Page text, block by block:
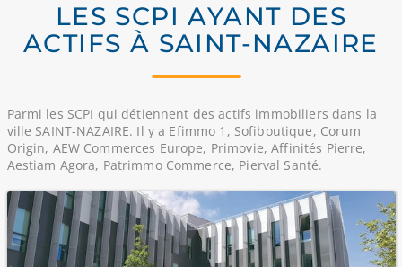
LES SCPI AYANT DES
ACTIFS À SAINT-NAZAIRE
Parmi les SCPI qui détiennent des actifs immobiliers dans la
ville SAINT-NAZAIRE. Il y a Efimmo 1, Sofiboutique, Corum
Origin, AEW Commerces Europe, Primovie, Affinités Pierre,
Aestiam Agora, Patrimmo Commerce, Pierval Santé.